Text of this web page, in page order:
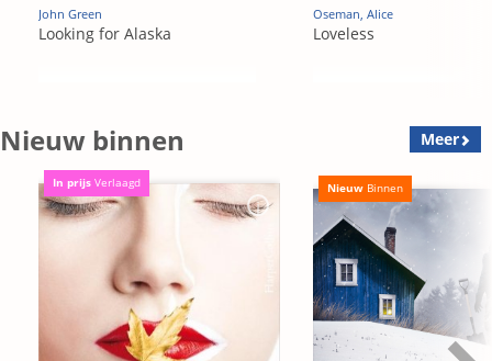
John Green
Looking for Alaska
Oseman, Alice
Loveless
Nieuw binnen Meer
In prijs Verlaagd Nieuw Binnen